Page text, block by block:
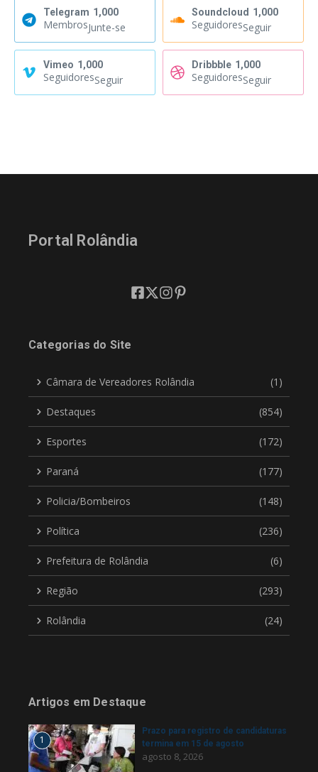
Telegram 1,000
MembrosJunte-se
Soundcloud 1,000
SeguidoresSeguir
Vimeo 1,000
SeguidoresSeguir
Dribbble 1,000
SeguidoresSeguir
Portal Rolândia
Categorias do Site
Câmara de Vereadores Rolândia (1)
Destaques (854)
Esportes (172)
Paraná (177)
Policia/Bombeiros (148)
Política (236)
Prefeitura de Rolândia (6)
Região (293)
Rolândia (24)
Artigos em Destaque
1
Prazo para registro de candidaturas
termina em 15 de agosto
agosto 8, 2026